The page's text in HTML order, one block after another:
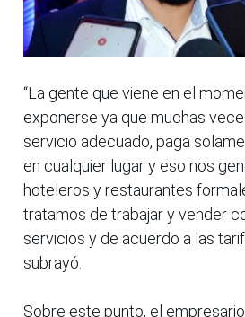
“La gente que viene en el
exponerse ya que muchas
servicio adecuado, paga
en cualquier lugar y eso nos
hoteleros y restaurantes
tratamos de trabajar y vender
servicios y de acuerdo a las
subrayó.
Sobre este punto, el